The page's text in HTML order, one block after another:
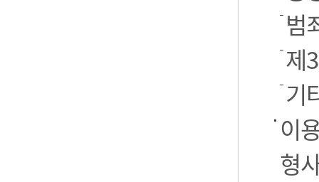
범
제
기
이
형